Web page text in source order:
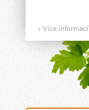
Více informací